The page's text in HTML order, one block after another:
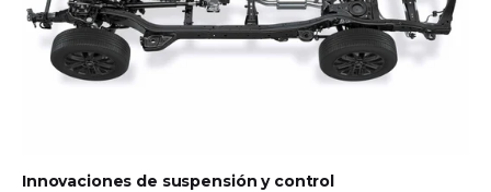
Innovaciones de suspensión y control